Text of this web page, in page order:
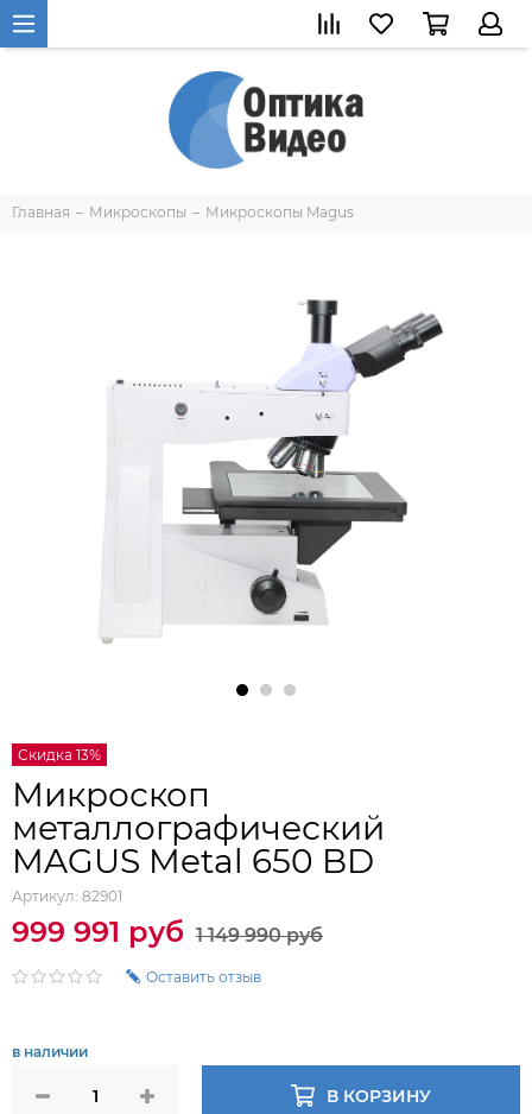
Главная Микроскопы Микроскопы Magus
Скидка 13%
Микроскоп
металлографический
MAGUS Metal 650 BD
Артикул: 82901
999 991 руб 1 149 990 руб
Оставить отзыв
в наличии
В КОРЗИНУ